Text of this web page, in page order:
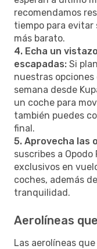
recomendamos
tiempo para evitar
más barato.
4. Echa un
escapadas: Si
nuestras opciones
semana desde
un coche para
también puedes
final.
5. Aprovecha las
suscribes a
exclusivos en
coches, además
tranquilidad.
Aerolíneas
Las aerolíneas